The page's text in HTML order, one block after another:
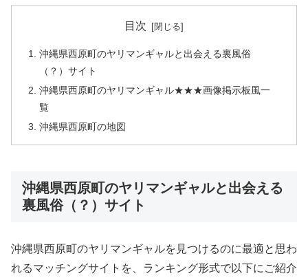
目次
沖縄県西原町のヤリマンギャルと出会える裏風俗
（？）サイト
沖縄県西原町のヤリマンギャル★★★画像掲示板風一
覧
沖縄県西原町の地図
沖縄県西原町のヤリマンギャルと出会える
裏風俗（？）サイト
沖縄県西原町のヤリマンギャルを見つけるのに最適と思わ
れるマッチングサイトを、ランキング形式で以下にご紹介